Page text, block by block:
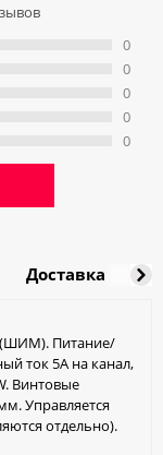
0
0
0
0
0
Доставка
(ШИМ). Питание/
ток 5A на канал,
Винтовые
Управляется
отдельно).